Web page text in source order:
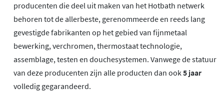
producenten die deel uit maken van het Hotbath netwerk
behoren tot de allerbeste, gerenommeerde en reeds lang
gevestigde fabrikanten op het gebied van fijnmetaal
bewerking, verchromen, thermostaat technologie,
assemblage, testen en douchesystemen. Vanwege de statuur
van deze producenten zijn alle producten dan ook5 jaar
volledig gegarandeerd.